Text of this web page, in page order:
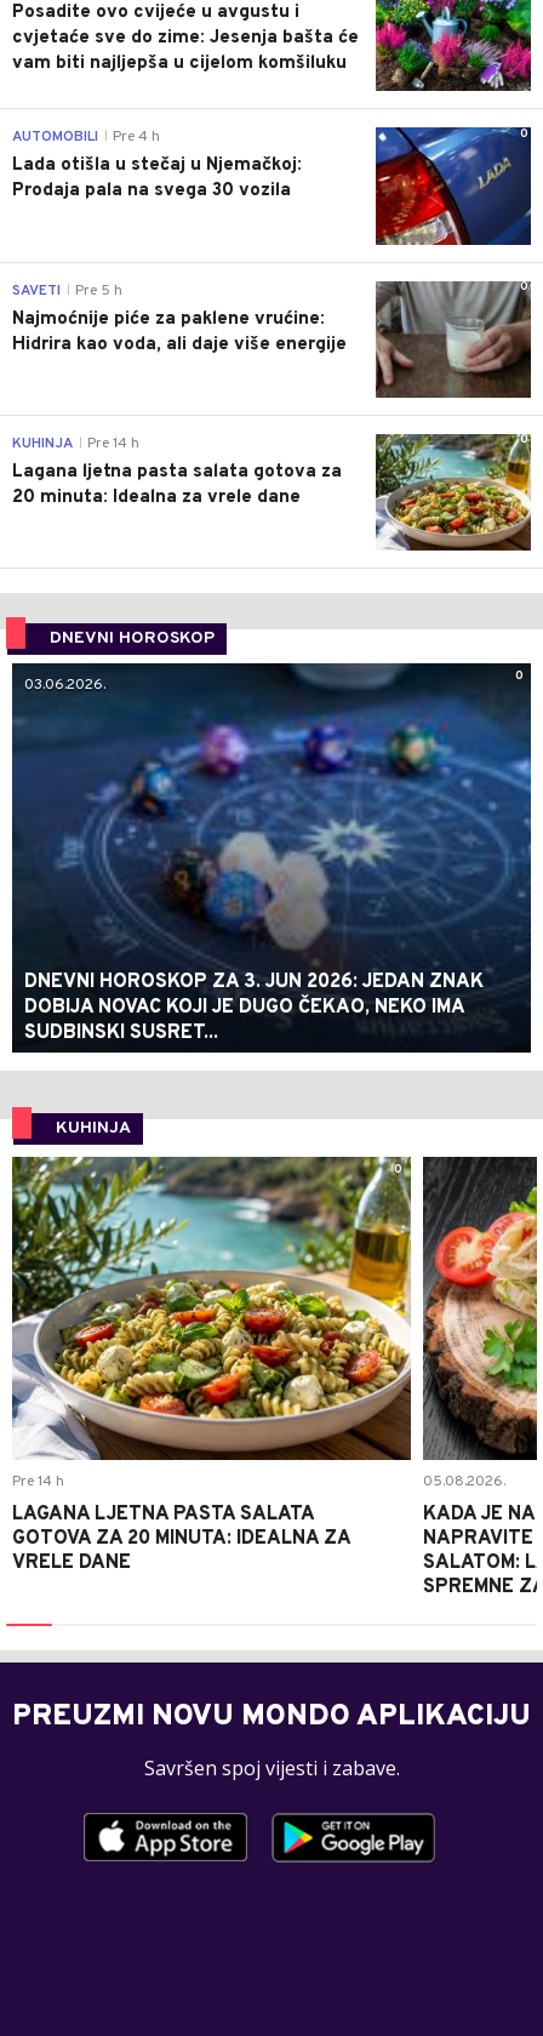
Posadite ovo cvijeće u avgustu i
cvjetaće sve do zime: Jesenja bašta će
vam biti najljepša u cijelom komšiluku
0
AUTOMOBILI Pre 4 h
Lada otišla u stečaj u Njemačkoj:
Prodaja pala na svega 30 vozila
0
SAVETI Pre 5 h
Najmoćnije piće za paklene vrućine:
Hidrira kao voda, ali daje više energije
0
KUHINJA Pre 14 h
Lagana ljetna pasta salata gotova za
20 minuta: Idealna za vrele dane
DNEVNI HOROSKOP
0
03.06.2026.
DNEVNI HOROSKOP ZA 3. JUN 2026: JEDAN ZNAK
DOBIJA NOVAC KOJI JE DUGO ČEKAO, NEKO IMA
SUDBINSKI SUSRET...
KUHINJA
0
Pre 14 h
LAGANA LJETNA PASTA SALATA
GOTOVA ZA 20 MINUTA: IDEALNA ZA
VRELE DANE
05.08.2026.
KADA JE
NAPRAVITE
SALATOM:
SPREMNE
PREUZMI NOVU MONDO APLIKACIJU
Savršen spoj vijesti i zabave.